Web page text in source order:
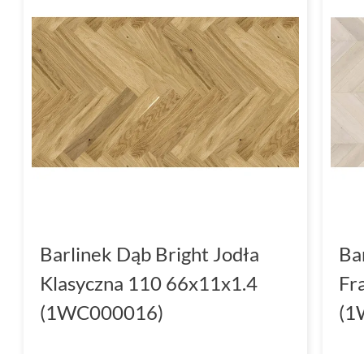
Barlinek Dąb Bright Jodła
Klasyczna 110 66x11x1.4
(1WC000016)